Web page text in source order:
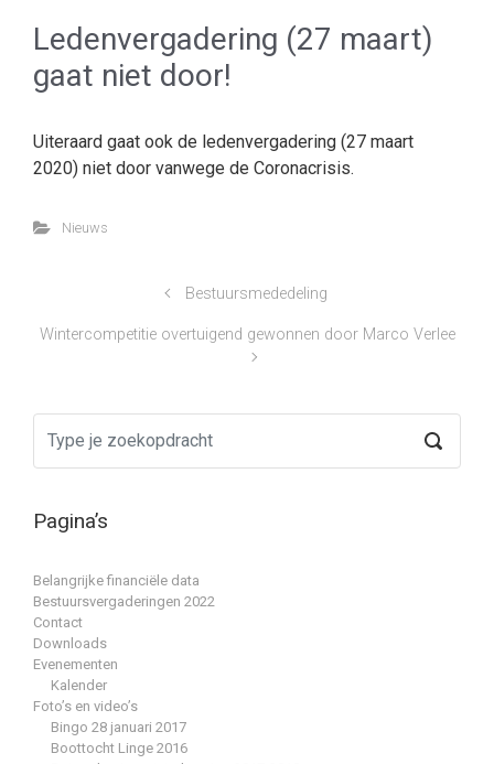
Ledenvergadering (27 maart)
gaat niet door!
Uiteraard gaat ook de ledenvergadering (27 maart
2020) niet door vanwege de Coronacrisis.
Nieuws
Bestuursmededeling
Wintercompetitie overtuigend gewonnen door Marco Verlee
Pagina’s
Belangrijke financiële data
Bestuursvergaderingen 2022
Contact
Downloads
Evenementen
Kalender
Foto’s en video’s
Bingo 28 januari 2017
Boottocht Linge 2016